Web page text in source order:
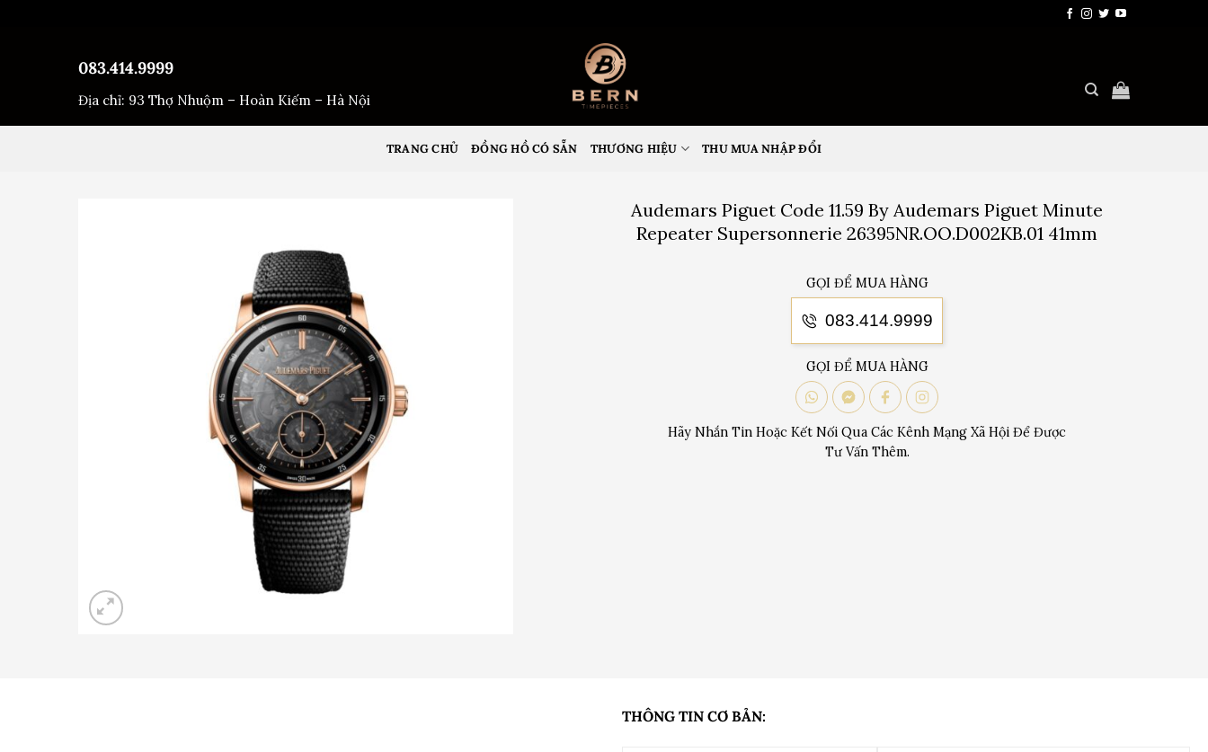
083.414.9999
Địa chỉ: 93 Thợ Nhuộm – Hoàn Kiếm – Hà Nội
TRANG CHỦ ĐỒNG HỒ CÓ SẴN THƯƠNG HIỆU THU MUA NHẬP ĐỔI
Audemars Piguet Code 11.59 By Audemars Piguet Minute
Repeater Supersonnerie 26395NR.OO.D002KB.01 41mm
GỌI ĐỂ MUA HÀNG
083.414.9999
GỌI ĐỂ MUA HÀNG
Hãy Nhắn Tin Hoặc Kết Nối Qua Các Kênh Mạng Xã Hội Để Được
Tư Vấn Thêm.
THÔNG TIN CƠ BẢN: